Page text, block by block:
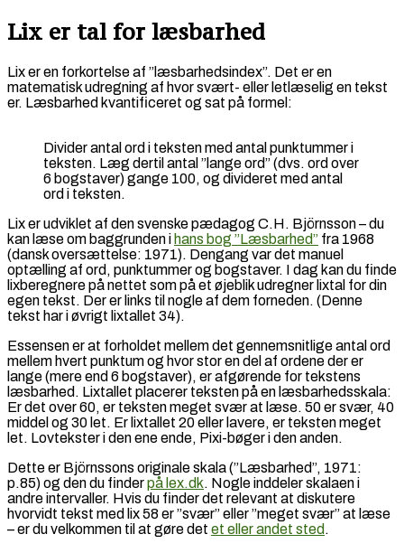
Lix er tal for læsbarhed
Lix er en forkortelse af ”læsbarhedsindex”. Det er en
matematisk udregning af hvor svært- eller letlæselig en tekst
er. Læsbarhed kvantificeret og sat på formel:
Divider antal ord i teksten med antal punktummer i
teksten. Læg dertil antal ”lange ord” (dvs. ord over
6 bogstaver) gange 100, og divideret med antal
ord i teksten.
Lix er udviklet af den svenske pædagog C.H. Björnsson – du
kan læse om baggrunden i hans bog ”Læsbarhed” fra 1968
(dansk oversættelse: 1971). Dengang var det manuel
optælling af ord, punktummer og bogstaver. I dag kan du finde
lixberegnere på nettet som på et øjeblik udregner lixtal for din
egen tekst. Der er links til nogle af dem forneden. (Denne
tekst har i øvrigt lixtallet 34).
Essensen er at forholdet mellem det gennemsnitlige antal ord
mellem hvert punktum og hvor stor en del af ordene der er
lange (mere end 6 bogstaver), er afgørende for tekstens
læsbarhed. Lixtallet placerer teksten på en læsbarhedsskala:
Er det over 60, er teksten meget svær at læse. 50 er svær, 40
middel og 30 let. Er lixtallet 20 eller lavere, er teksten meget
let. Lovtekster i den ene ende, Pixi-bøger i den anden.
Dette er Björnssons originale skala (”Læsbarhed”, 1971:
p.85) og den du finderpå lex.dk. Nogle inddeler skalaen i
andre intervaller. Hvis du finder det relevant at diskutere
hvorvidt tekst med lix 58 er ”svær” eller ”meget svær” at læse
– er du velkommen til at gøre det et eller andet sted .